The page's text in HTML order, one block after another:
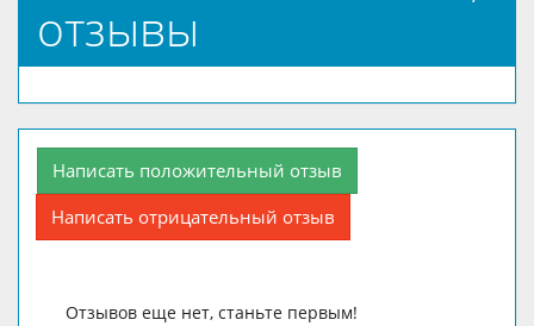
отзывы
Написать положительный отзыв
Написать отрицательный отзыв
Отзывов еще нет, станьте первым!